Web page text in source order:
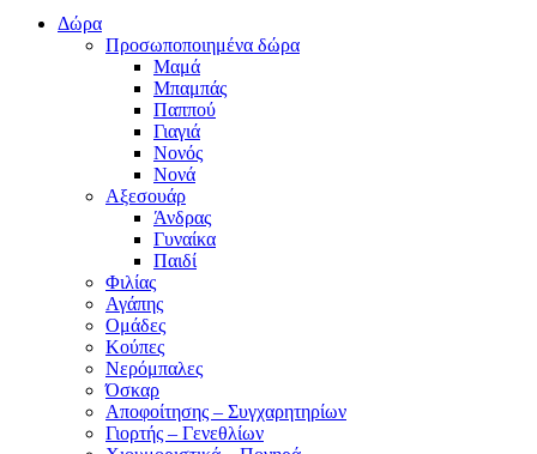
Δώρα
Προσωποποιημένα δώρα
Μαμά
Μπαμπάς
Παππού
Γιαγιά
Νονός
Νονά
Αξεσουάρ
Άνδρας
Γυναίκα
Παιδί
Φιλίας
Αγάπης
Ομάδες
Κούπες
Νερόμπαλες
Όσκαρ
Αποφοίτησης – Συγχαρητηρίων
Γιορτής – Γενεθλίων